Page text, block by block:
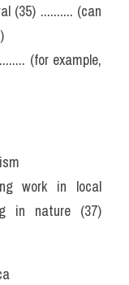
(35) .......... (can
(for example,
in nature (37)